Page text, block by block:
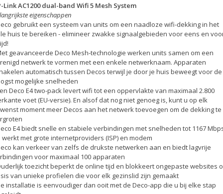
Link AC1200 dual-band Wifi 5 Mesh System
eigenschappen
gebruikt een systeem van units om een naadloze wifi-dekking in het
huis te bereiken - elimineer zwakke signaalgebieden voor eens en
geavanceerde Deco Mesh-technologie werken units samen om een
netwerk te vormen met een enkele netwerknaam. Apparaten
automatisch tussen Decos terwijl je door je huis beweegt voor de
mogelijke snelheden
Deco E4 two-pack levert wifi tot een oppervlakte van maximaal 2.800
voet (EU-versie). En alsof dat nog niet genoeg is, kunt u op elk
moment meer Decos aan het netwerk toevoegen om de dekking te
E4 biedt snelle en stabiele verbindingen met snelheden tot 1167
werkt met grote internetproviders (ISP) en modem
kan verkeer van zelfs de drukste netwerken aan en biedt lagvrije
voor maximaal 100 apparaten
toezicht beperkt de online tijd en blokkeert ongepaste websites
van unieke profielen die voor elk gezinslid zijn gemaakt
installatie is eenvoudiger dan ooit met de Deco-app die u bij elke stap